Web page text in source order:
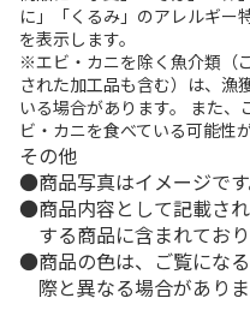
に」「くるみ」のアレルギー
を表示します。
※エビ・カニを除く魚介類（
された加工品も含む）は、漁
いる場合があります。 また
ビ・カニを食べている可能性
その他
商品写真はイメージです
商品内容として記載さ
する商品に含まれており
商品の色は、ご覧にな
際と異なる場合がありま